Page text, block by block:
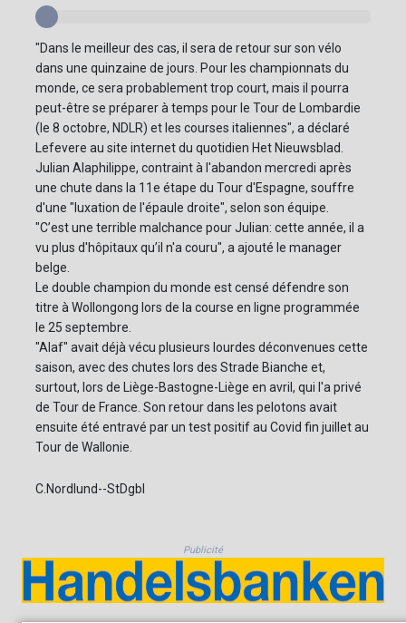
"Dans le meilleur des cas, il sera de retour sur son vélo
dans une quinzaine de jours. Pour les championnats du
monde, ce sera probablement trop court, mais il pourra
peut-être se préparer à temps pour le Tour de Lombardie
(le 8 octobre, NDLR) et les courses italiennes", a déclaré
Lefevere au site internet du quotidien Het Nieuwsblad.
Julian Alaphilippe, contraint à l'abandon mercredi après
une chute dans la 11e étape du Tour d'Espagne, souffre
d'une "luxation de l'épaule droite", selon son équipe.
"C’est une terrible malchance pour Julian: cette année, il a
vu plus d'hôpitaux qu’il n'a couru", a ajouté le manager
belge.
Le double champion du monde est censé défendre son
titre à Wollongong lors de la course en ligne programmée
le 25 septembre.
"Alaf" avait déjà vécu plusieurs lourdes déconvenues cette
saison, avec des chutes lors des Strade Bianche et,
surtout, lors de Liège-Bastogne-Liège en avril, qui l'a privé
de Tour de France. Son retour dans les pelotons avait
ensuite été entravé par un test positif au Covid fin juillet au
Tour de Wallonie.
C.Nordlund--StDgbl
Publicité